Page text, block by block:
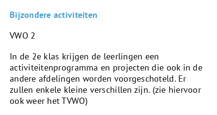
Bijzondere activiteiten
VWO 2
In de 2e klas krijgen de leerlingen een
activiteitenprogramma en projecten die ook in de
andere afdelingen worden voorgeschoteld. Er
zullen enkele kleine verschillen zijn. (zie hiervoor
ook weer het TVWO)